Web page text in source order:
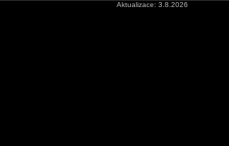
Aktualizace: 3.8.2026